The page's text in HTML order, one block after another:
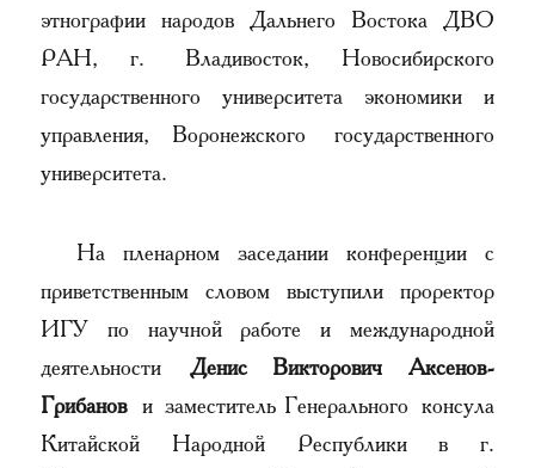
этнографии народов Дальнего Востока ДВО
РАН, г. Владивосток, Новосибирского
государственного университета экономики и
управления, Воронежского государственного
университета.
На пленарном заседании конференции с
приветственным словом выступили проректор
ИГУ по научной работе и международной
деятельности Денис Викторович Аксенов-
Грибанови заместитель Генерального консула
Китайской Народной Республики в г.